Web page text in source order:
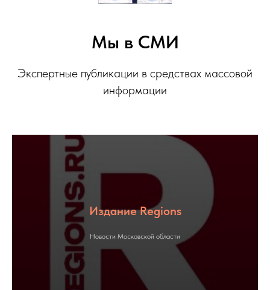
Мы в СМИ
Экспертные публикации в средствах массовой
информации
Издание Regions
Новости Московской области